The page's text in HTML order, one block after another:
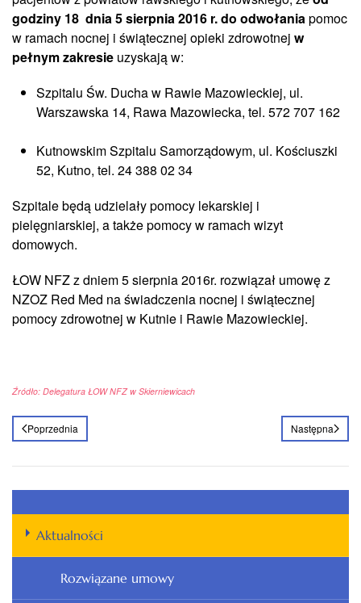
godziny 18 dnia 5 sierpnia 2016 r. do odwołaniapomoc
w ramach nocnej i świątecznej opieki zdrowotnej w
pełnym zakresie uzyskają w:
Szpitalu Św. Ducha w Rawie Mazowieckiej, ul.
Warszawska 14, Rawa Mazowiecka, tel. 572 707 162
Kutnowskim Szpitalu Samorządowym, ul. Kościuszki
52, Kutno, tel. 24 388 02 34
Szpitale będą udzielały pomocy lekarskiej i
pielęgniarskiej, a także pomocy w ramach wizyt
domowych.
ŁOW NFZ z dniem 5 sierpnia 2016r. rozwiązał umowę z
NZOZ Red Med na świadczenia nocnej i świątecznej
pomocy zdrowotnej w Kutnie i Rawie Mazowieckiej.
Źródło: Delegatura ŁOW NFZ w Skierniewicach
Poprzednia Następna
Aktualności
Rozwiązane umowy